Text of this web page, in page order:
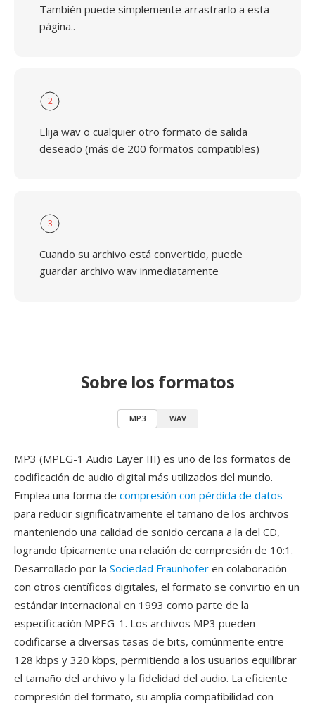
También puede simplemente arrastrarlo a esta
página..
2
Elija wav o cualquier otro formato de salida
deseado (más de 200 formatos compatibles)
3
Cuando su archivo está convertido, puede
guardar archivo wav inmediatamente
Sobre los formatos
MP3 WAV
MP3 (MPEG-1 Audio Layer III) es uno de los formatos de
codificación de audio digital más utilizados del mundo.
Emplea una forma de compresión con pérdida de datos
para reducir significativamente el tamaño de los archivos
manteniendo una calidad de sonido cercana a la del CD,
logrando típicamente una relación de compresión de 10:1.
Desarrollado por la Sociedad Fraunhofer en colaboración
con otros científicos digitales, el formato se convirtio en un
estándar internacional en 1993 como parte de la
especificación MPEG-1. Los archivos MP3 pueden
codificarse a diversas tasas de bits, comúnmente entre
128 kbps y 320 kbps, permitiendo a los usuarios equilibrar
el tamaño del archivo y la fidelidad del audio. La eficiente
compresión del formato, su amplía compatibilidad con